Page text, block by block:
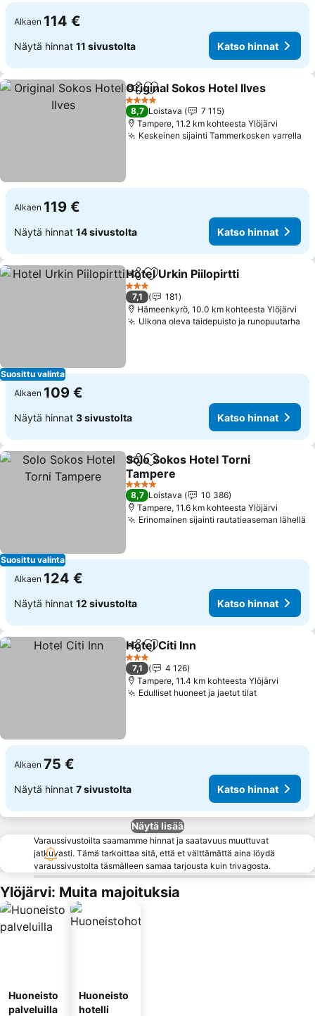
Alkaen 114 €
Näytä hinnat 11 sivustolta Katso hinnat
Jaa Lisää suosikkeihin
Original Sokos Hotel Ilves
4 Tähtiluokitus
8,7 Loistava
7 115
Tampere, 11.2 km kohteesta Ylöjärvi
Keskeinen sijainti Tammerkosken varrella
Alkaen 119 €
Näytä hinnat 14 sivustolta Katso hinnat
Suosittu valinta
Jaa Lisää suosikkeihin
Hotel Urkin Piilopirtti
3 Tähtiluokitus
7,1
181
Hämeenkyrö, 10.0 km kohteesta Ylöjärvi
Ulkona oleva taidepuisto ja runopuutarha
Alkaen 109 €
Näytä hinnat 3 sivustolta Katso hinnat
Suosittu valinta
Jaa Lisää suosikkeihin
Solo Sokos Hotel Torni
Tampere
Katso hinnat
4 Tähtiluokitus
8,7 Loistava
10 386
Tampere, 11.6 km kohteesta Ylöjärvi
Erinomainen sijainti rautatieaseman lähellä
Alkaen 124 €
Näytä hinnat 12 sivustolta Katso hinnat
Jaa Lisää suosikkeihin
Hotel Citi Inn
3 Tähtiluokitus
7,1
4 126
Tampere, 11.4 km kohteesta Ylöjärvi
Edulliset huoneet ja jaetut tilatKatso
Alkaen 75 €
Näytä hinnat 7 sivustolta Katso hinnat
Näytä lisää
Varaussivustoilta saamamme hinnat ja saatavuus muuttuvat
jatkuvasti. Tämä tarkoittaa sitä, että et välttämättä aina löydä
varaussivustolta täsmälleen samaa tarjousta kuin trivagosta.
Ylöjärvi: Muita majoituksia
Huoneisto
palveluilla
Huoneisto
hotelli